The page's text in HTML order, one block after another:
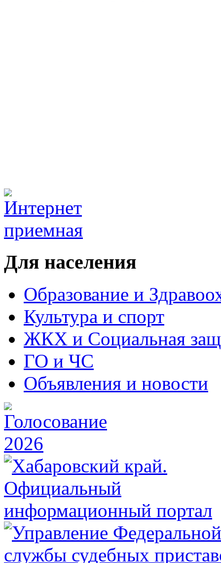
Для населения
Образование и
Культура и спорт
ЖКХ и Социальная
ГО и ЧС
Объявления и новости